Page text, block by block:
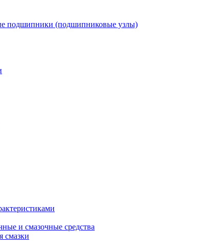
подшипники (подшипниковые узлы)
и смазочные средства
смазки